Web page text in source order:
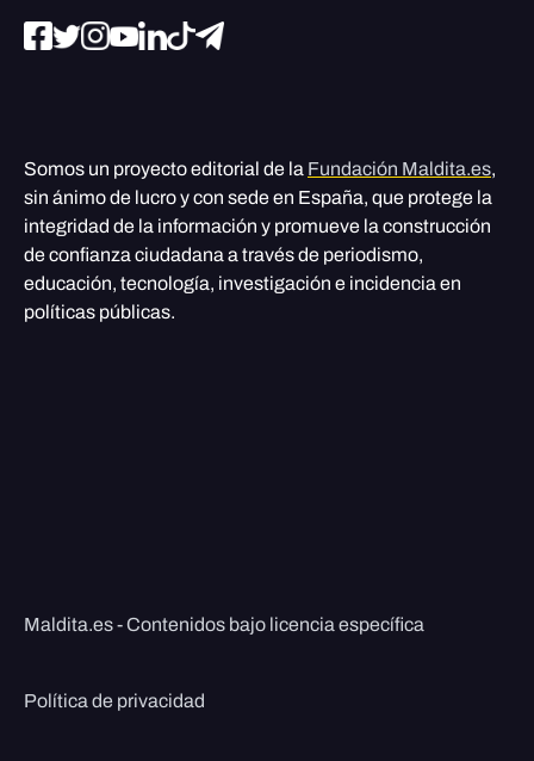
Somos un proyecto editorial de la Fundación Maldita.es,
sin ánimo de lucro y con sede en España, que protege la
integridad de la información y promueve la construcción
de confianza ciudadana a través de periodismo,
educación, tecnología, investigación e incidencia en
políticas públicas.
Maldita.es - Contenidos bajo licencia específica
Política de privacidad